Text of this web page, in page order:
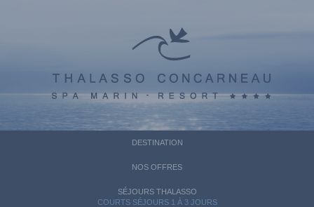
DESTINATION
NOS OFFRES
SÉJOURS THALASSO
COURTS SÉJOURS 1 À 3 JOURS